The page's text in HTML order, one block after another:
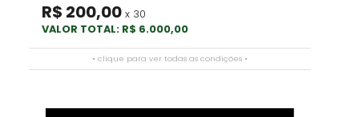
R$ 200,00 x 30
VALOR TOTAL: R$ 6.000,00
• clique para ver todas as condições •